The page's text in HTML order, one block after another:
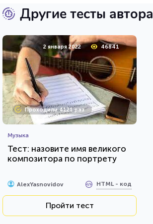
Другие тесты автора
2 января 2022 46841
Проходили 4121 раз
Музыка
Тест: назовите имя великого
композитора по портрету
AlexYasnovidov HTML - код
Пройти тест